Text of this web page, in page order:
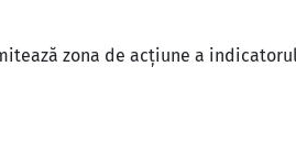
zona de acțiune a